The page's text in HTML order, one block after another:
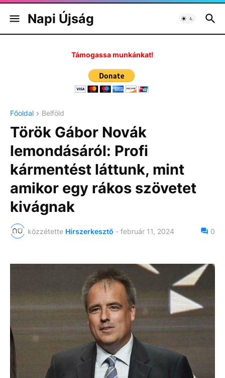
Napi Újság
Támogassa munkánkat!
Főoldal Belföld
Török Gábor Novák
lemondásáról: Profi
kármentést láttunk, mint
amikor egy rákos szövetet
kivágnak
közzétette Hírszerkesztő - február 11, 2024 0